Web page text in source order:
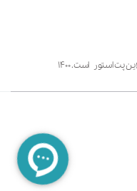
پت استور است. ۱۴۰۰